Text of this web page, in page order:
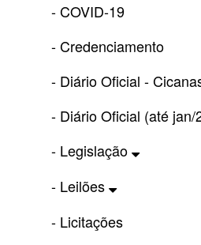
- COVID-19
- Credenciamento
- Diário Oficial -
- Diário Oficial (até jan/
- Legislação
- Leilões
- Licitações